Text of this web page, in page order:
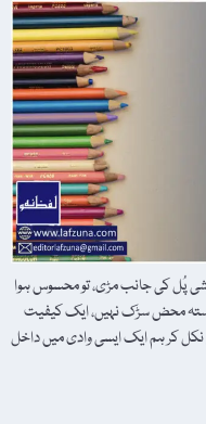
پُل کی جانب مڑی، تو محسوس ہوا
محض سڑک نہیں، ایک کیفیت
کر ہم ایک ایسی وادی میں داخل